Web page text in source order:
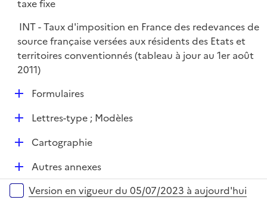
taxe fixe
INT - Taux d'imposition en France des redevances de
source française versées aux résidents des Etats et
territoires conventionnés (tableau à jour au 1er août
2011)
D
r
Formulaires
D
e
Lettres-type ; Modèles
D
p
Cartographie
D
é
p
Autres annexes
Versions sur la période
Version en vigueur du 05/07/2023 à aujourd'hui